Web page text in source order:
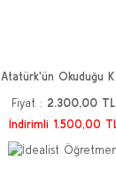
Atatürk'ün Okuduğu K
Fiyat : 2.300,00 TL
İndirimli 1.500,00